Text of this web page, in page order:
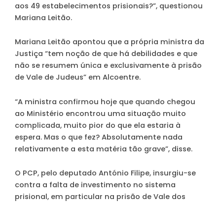
aos 49 estabelecimentos prisionais?”, questionou
Mariana Leitão.
Mariana Leitão apontou que a própria ministra da
Justiça “tem noção de que há debilidades e que
não se resumem única e exclusivamente à prisão
de Vale de Judeus” em Alcoentre.
“A ministra confirmou hoje que quando chegou
ao Ministério encontrou uma situação muito
complicada, muito pior do que ela estaria à
espera. Mas o que fez? Absolutamente nada
relativamente a esta matéria tão grave”, disse.
O PCP, pelo deputado António Filipe, insurgiu-se
contra a falta de investimento no sistema
prisional, em particular na prisão de Vale dos